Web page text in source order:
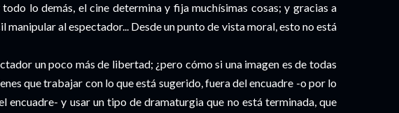
lo demás, el cine determina y fija muchísimas cosas; y gracias a
manipular al espectador... Desde un punto de vista moral, esto no está
un poco más de libertad; ¿pero cómo si una imagen es de todas
que trabajar con lo que está sugerido, fuera del encuadre -o por lo
encuadre- y usar un tipo de dramaturgia que no está terminada, que